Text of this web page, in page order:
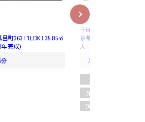
町363 | 1LDK | 35.85㎡
完成)
エスリード京都
〒600-8028
京都市下京区寺町通松
人 | 1996年5月完成
京阪電車本線 清水
賃料
光熱費
清掃費